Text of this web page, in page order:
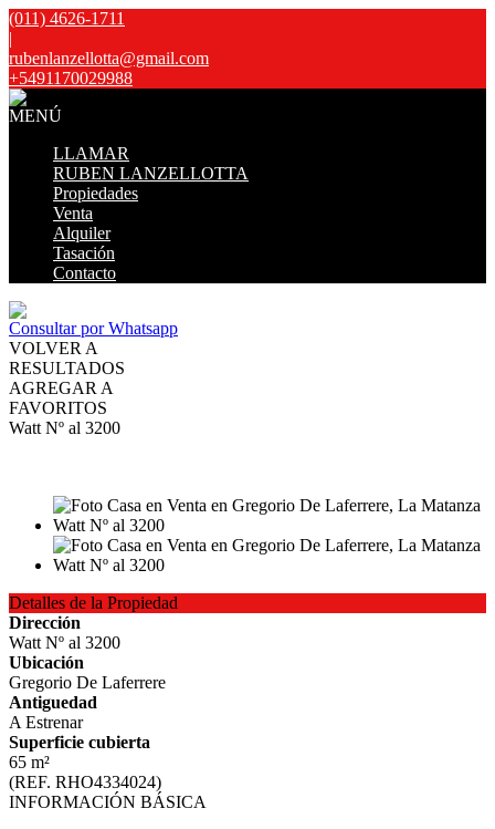
(011) 4626-1711
|
rubenlanzellotta@gmail.com
+5491170029988
MENÚ
LLAMAR
RUBEN LANZELLOTTA
Propiedades
Venta
Alquiler
Tasación
Contacto
Consultar por Whatsapp
VOLVER A
RESULTADOS
AGREGAR A
FAVORITOS
Watt Nº al 3200
Detalles de la Propiedad
Dirección
Watt Nº al 3200
Ubicación
Gregorio De Laferrere
Antiguedad
A Estrenar
Superficie cubierta
65 m²
(REF. RHO4334024)
INFORMACIÓN BÁSICA